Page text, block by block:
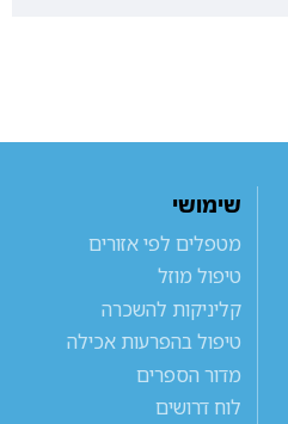
שימושי
מטפלים לפי אזורים
טיפול מוזל
קליניקות להשכרה
טיפול בהפרעות אכילה
מדור הספרים
לוח דרושים